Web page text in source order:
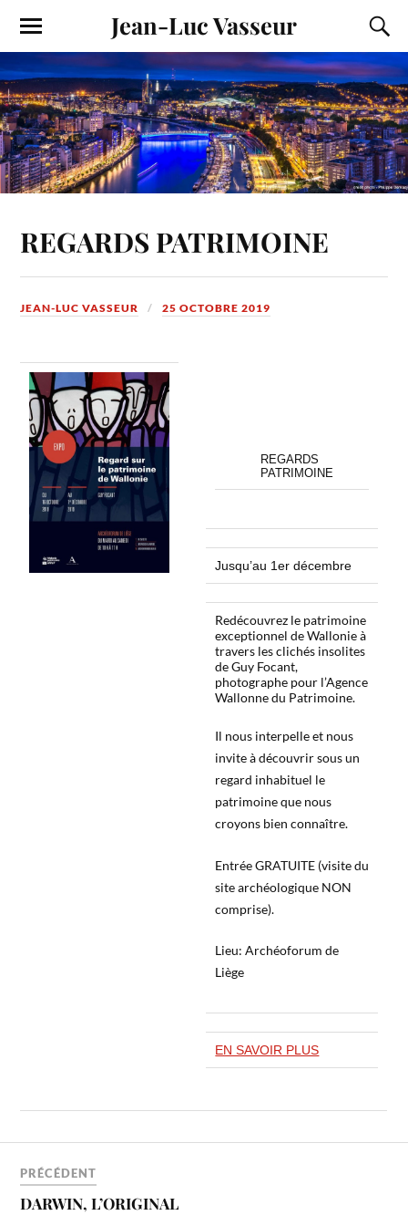
Jean-Luc Vasseur
REGARDS PATRIMOINE
JEAN-LUC VASSEUR 25 OCTOBRE 2019
REGARDS
PATRIMOINE
Jusqu’au 1er décembre
Redécouvrez le patrimoine
exceptionnel de Wallonie à
travers les clichés insolites
de Guy Focant,
photographe pour l’Agence
Wallonne du Patrimoine.
Il nous interpelle et nous
invite à découvrir sous un
regard inhabituel le
patrimoine que nous
croyons bien connaître.
Entrée GRATUITE (visite du
site archéologique NON
comprise).
Lieu: Archéoforum de
Liège
EN SAVOIR PLUS
PRÉCÉDENT
DARWIN, L’ORIGINAL